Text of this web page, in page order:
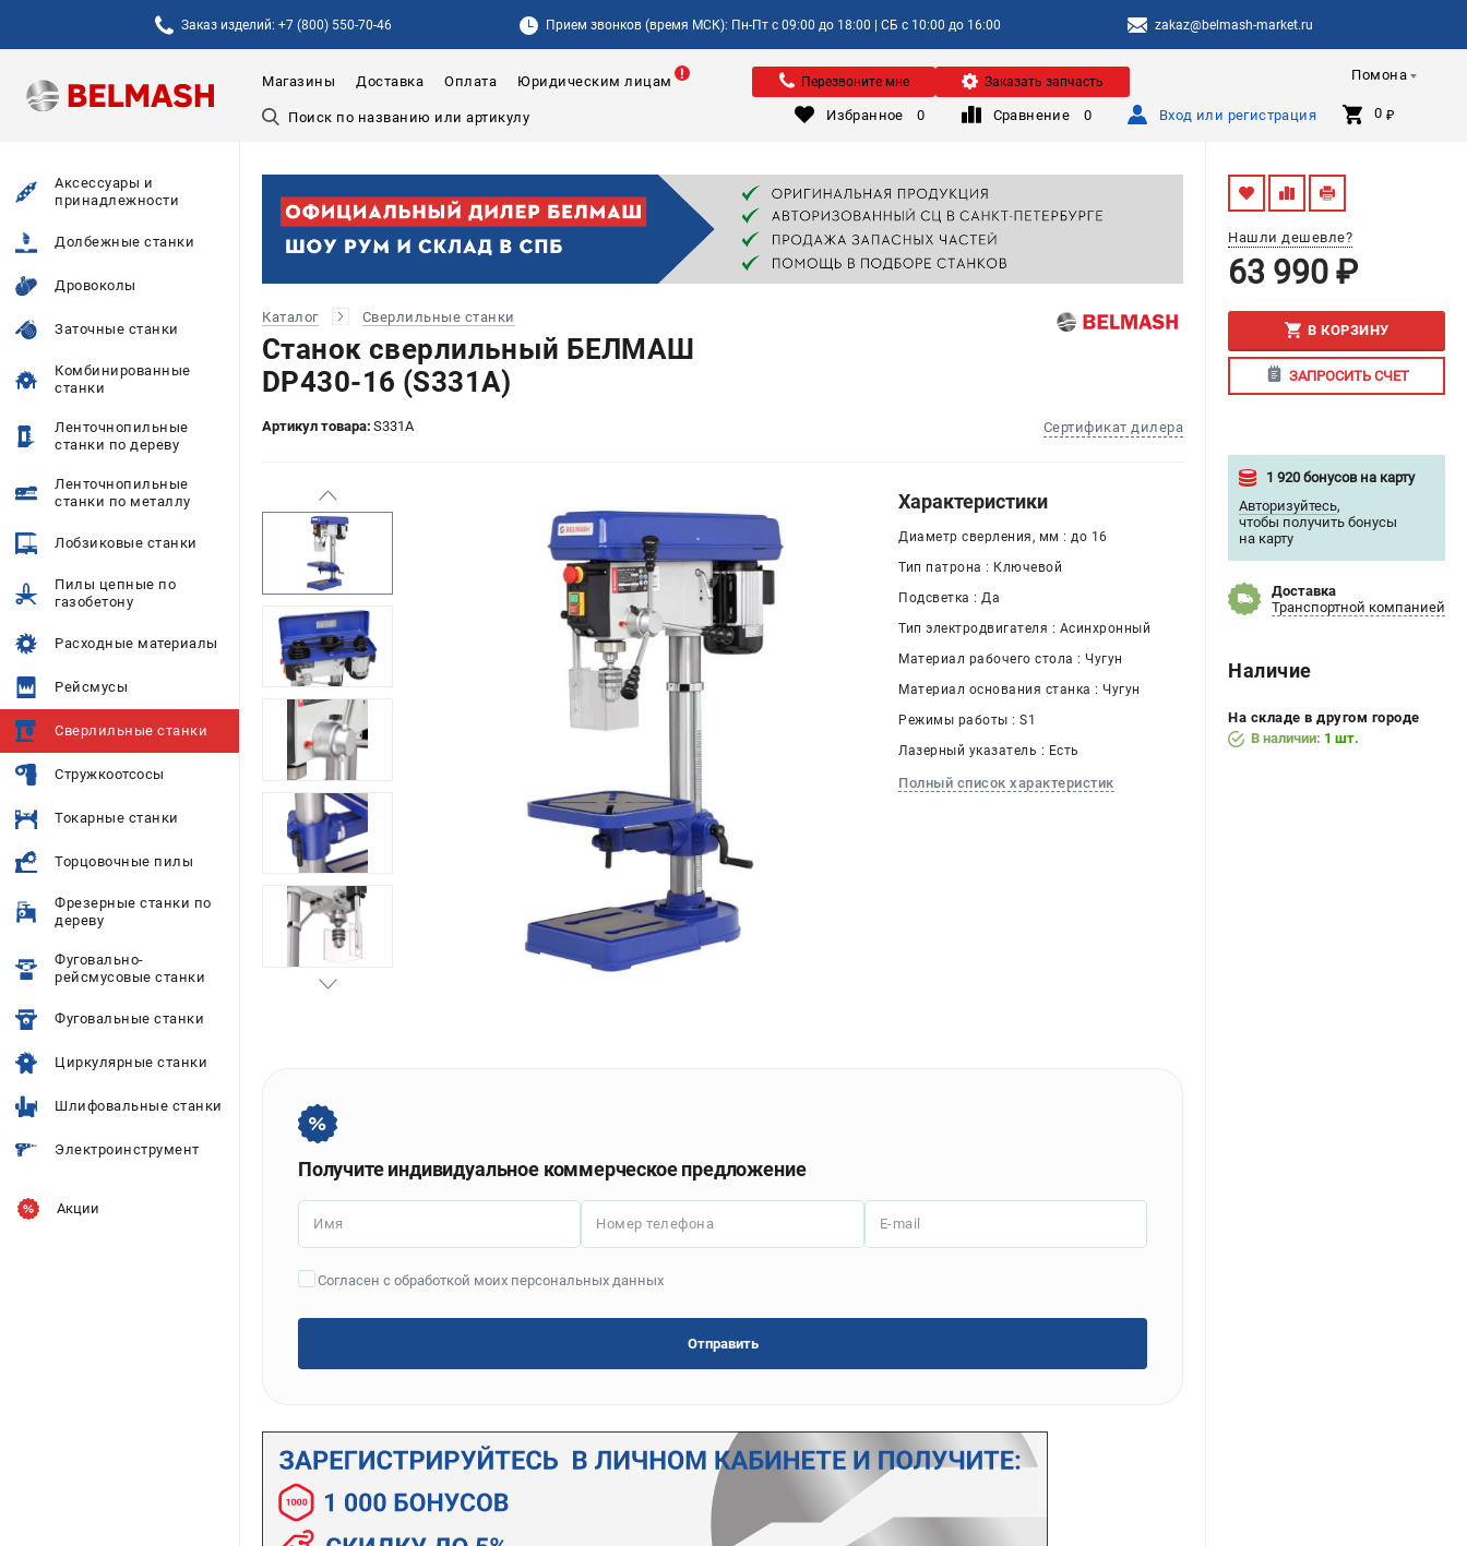
Заказ изделий: +7 (800) 550-70-46 Прием звонков (время МСК): Пн-Пт с 09:00 до 18:00 | СБ с 10:00 до 16:00 zakaz@belmash-market.ru
Помона
Магазины Доставка Оплата Юридическим лицам Перезвоните мне Заказать запчасть
Избранное 0 Сравнение 0 Вход или регистрация 0 ₽
Аксессуары и
принадлежности
Долбежные станки
Дровоколы
Заточные станки
Комбинированные
станки
Ленточнопильные
станки по дереву
Ленточнопильные
станки по металлу
Лобзиковые станки
Пилы цепные по
газобетону
Расходные материалы
Рейсмусы
Сверлильные станки
Стружкоотсосы
Токарные станки
Торцовочные пилы
Фрезерные станки по
дереву
Фуговально-
рейсмусовые станки
Фуговальные станки
Циркулярные станки
Шлифовальные станки
Электроинструмент
Акции
Каталог Сверлильные станки
Станок сверлильный БЕЛМАШ
DP430-16 (S331A)
Артикул товара: S331A Сертификат дилера
Нашли дешевле?
63 990 ₽
В КОРЗИНУ
ЗАПРОСИТЬ СЧЕТ
1 920 бонусов на карту
Авторизуйтесь,
чтобы получить бонусы
на карту
Доставка
Транспортной компанией
Наличие
На складе в другом городе
В наличии: 1 шт.
Характеристики
Диаметр сверления, мм : до 16
Тип патрона : Ключевой
Подсветка : Да
Тип электродвигателя : Асинхронный
Материал рабочего стола : Чугун
Материал основания станка : Чугун
Режимы работы : S1
Лазерный указатель : Есть
Полный список характеристик
Получите индивидуальное коммерческое предложение
Имя Номер телефона E-mail
Согласен с обработкой моих персональных данных
Отправить